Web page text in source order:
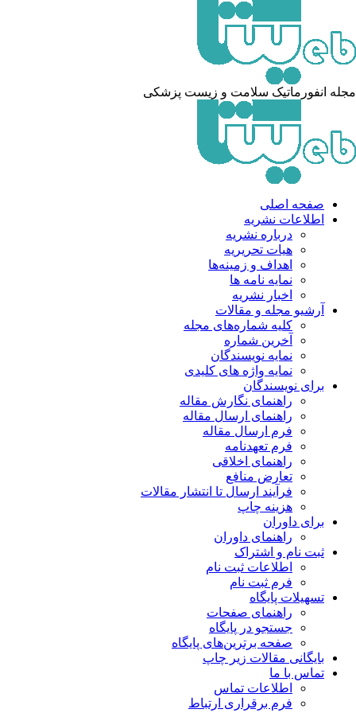
انفورماتیک سلامت و زیست پزشکی
صفحه اصلی
اطلاعات نشریه
درباره نشریه
هیات تحریریه
اهداف و زمینه‌ها
نمایه نامه ها
اخبار نشریه
آرشیو مجله و مقالات
کلیه شماره‌های مجله
آخرین شماره
نمایه نویسندگان
نمایه واژه های کلیدی
برای نویسندگان
راهنمای نگارش مقاله
راهنمای ارسال مقاله
فرم ارسال مقاله
فرم تعهدنامه
راهنمای اخلاقی
تعارض منافع
فرآیند ارسال تا انتشار مقالات
هزینه چاپ
برای داوران
راهنمای داوران
ثبت نام و اشتراک
اطلاعات ثبت نام
فرم ثبت نام
تسهیلات پایگاه
راهنمای صفحات
جستجو در پایگاه
صفحه برترین‌های پایگاه
بایگانی مقالات زیر چاپ
تماس با ما
اطلاعات تماس
فرم برقراری ارتباط